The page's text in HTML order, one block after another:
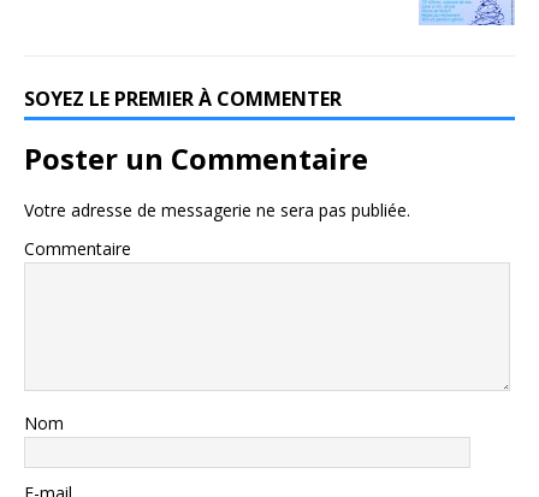
SOYEZ LE PREMIER À COMMENTER
Poster un Commentaire
Votre adresse de messagerie ne sera pas publiée.
Commentaire
Nom
E-mail